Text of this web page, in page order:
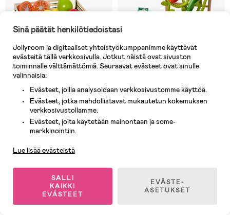
8 JÄLJELLÄ
Melissa & Doug Playset
Ovh: 42,90 €
Sinä päätät henkilötiedoistasi
Jollyroom ja digitaaliset yhteistyökumppanimme käyttävät
evästeitä tällä verkkosivulla. Jotkut näistä ovat sivuston
toiminnalle välttämättömiä. Seuraavat evästeet ovat sinulle
valinnaisia:
Evästeet, joilla analysoidaan verkkosivustomme käyttöä.
Evästeet, jotka mahdollistavat mukautetun kokemuksen
verkkosivustollamme.
Evästeet, joita käytetään mainontaan ja some-
markkinointiin.
Lue lisää evästeistä
SALLI
KAIKKI
EVÄSTEET
EVÄSTE-
ASETUKSET